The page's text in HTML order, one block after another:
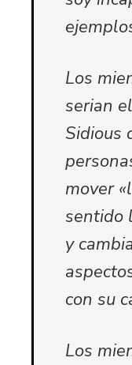
Los
serian
Sidious
mover
sentido
y
con su
Los